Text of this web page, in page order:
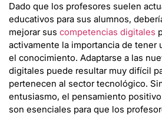
Dado que los profesores suelen
educativos para sus alumnos,
mejorar sus competencias digitales
activamente la importancia de tener
el conocimiento. Adaptarse a las
digitales puede resultar muy difícil
pertenecen al sector tecnológico.
entusiasmo, el pensamiento
son esenciales para que los